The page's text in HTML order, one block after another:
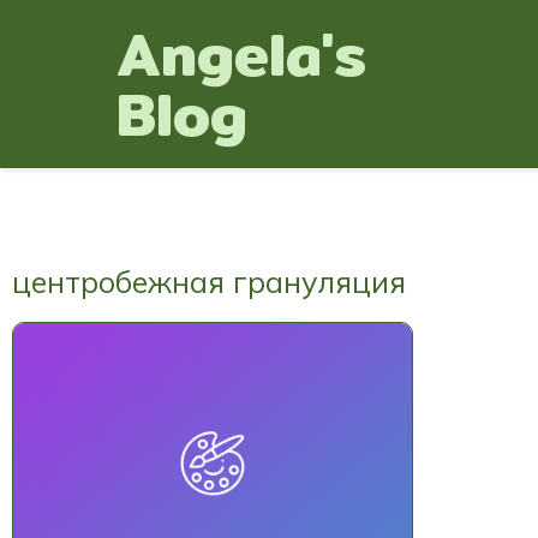
Angela's
Blog
центробежная грануляция